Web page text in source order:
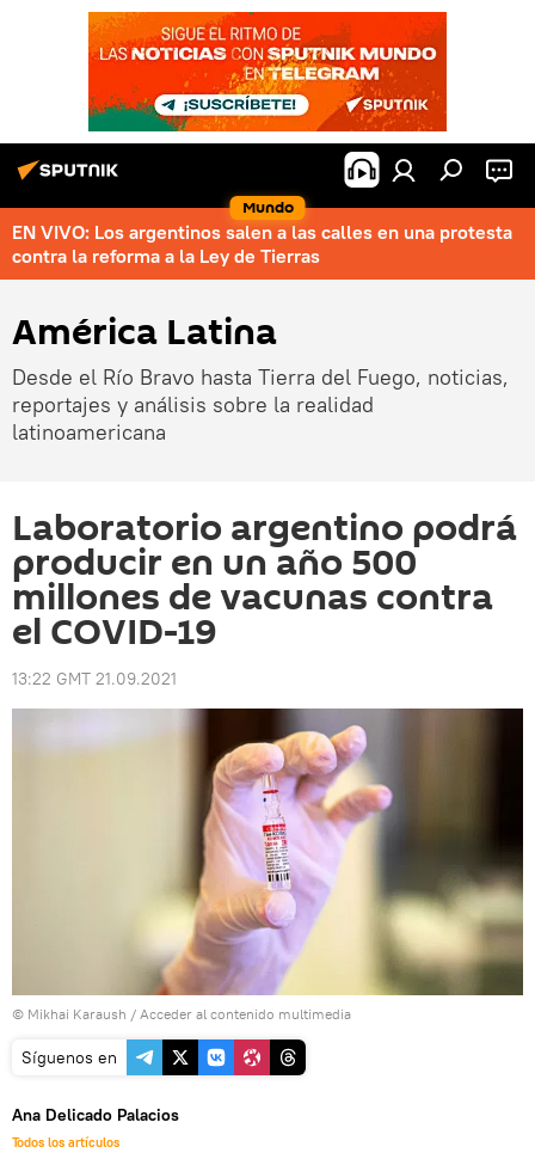
Mundo
EN VIVO: Los argentinos salen a las calles en una protesta
contra la reforma a la Ley de Tierras
América Latina
Desde el Río Bravo hasta Tierra del Fuego, noticias,
reportajes y análisis sobre la realidad
latinoamericana
Laboratorio argentino podrá
producir en un año 500
millones de vacunas contra
el COVID-19
13:22 GMT 21.09.2021
© Mikhai Karaush / Acceder al contenido multimedia
Síguenos en
Ana Delicado Palacios
Todos los artículos